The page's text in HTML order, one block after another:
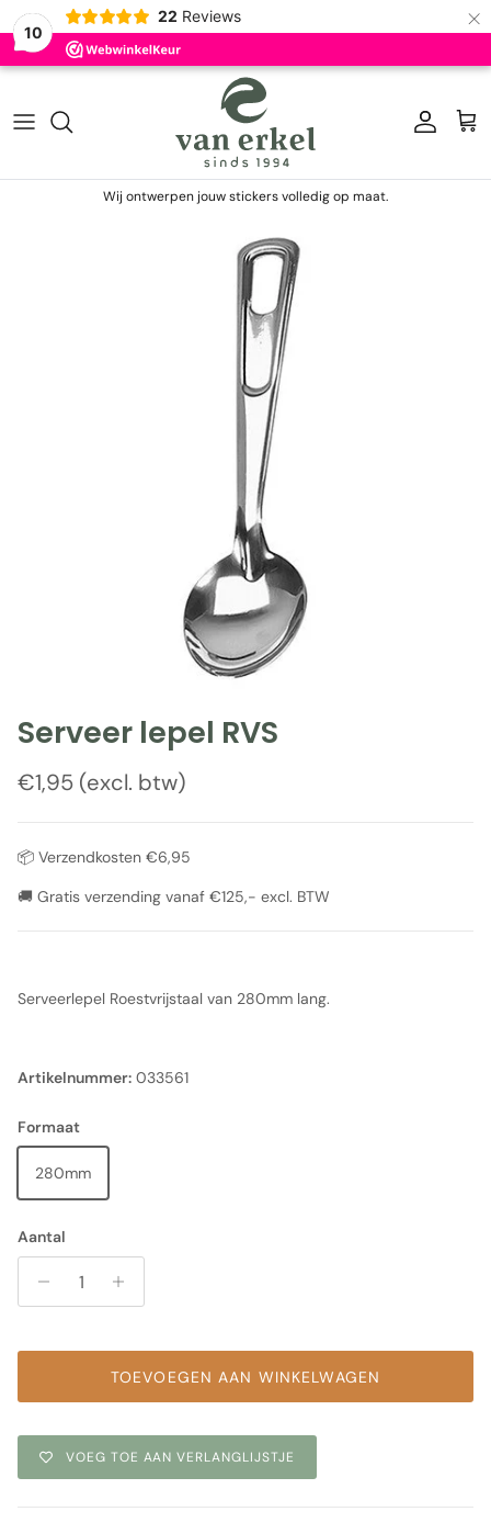
10
22 Reviews ×
Ga naar inhoud
Account
Wij ontwerpen jouw stickers volledig op maat.
Serveer lepel RVS
Reguliere prijs
€1,95 (excl. btw)
📦 Verzendkosten €6,95
🚚 Gratis verzending vanaf €125,- excl. BTW
Serveerlepel Roestvrijstaal van 280mm lang.
Artikelnummer: 033561
Formaat
280mm
Aantal
TOEVOEGEN AAN WINKELWAGEN
VOEG TOE AAN VERLANGLIJSTJE